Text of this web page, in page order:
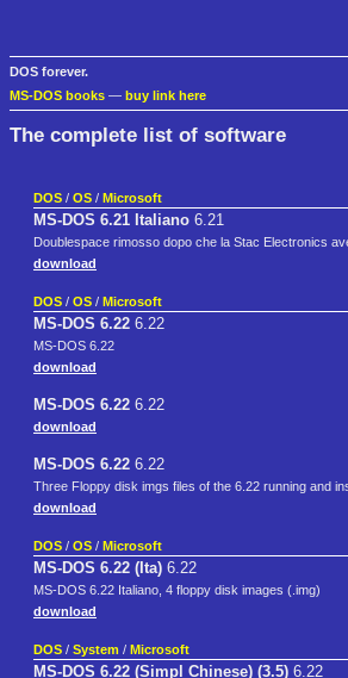
DOS forever.
MS-DOS books — buy link here
The complete list of software
DOS / OS / Microsoft
MS-DOS 6.21 Italiano 6.21
Doublespace rimosso dopo che la Stac Electronics
download
DOS / OS / Microsoft
MS-DOS 6.22 6.22
MS-DOS 6.22
download
MS-DOS 6.22 6.22
download
MS-DOS 6.22 6.22
Three Floppy disk imgs files of the 6.22 running and
download
DOS / OS / Microsoft
MS-DOS 6.22 (Ita) 6.22
MS-DOS 6.22 Italiano, 4 floppy disk images (.img)
download
DOS / System / Microsoft
MS-DOS 6.22 (Simpl Chinese) (3.5) 6.22